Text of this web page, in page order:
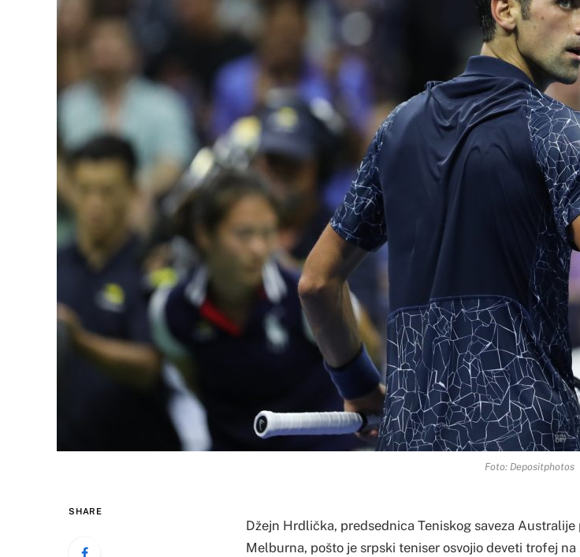
Foto: Depositphotos
SHARE
Džejn Hrdlička, predsednica Teniskog saveza
Melburna, pošto je srpski teniser osvojio deveti trofej